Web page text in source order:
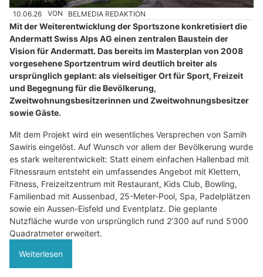
10.06.26 VON BELMEDIA REDAKTION
Mit der Weiterentwicklung der Sportszone konkretisiert die
Andermatt Swiss Alps AG einen zentralen Baustein der
Vision für Andermatt. Das bereits im Masterplan von 2008
vorgesehene Sportzentrum wird deutlich breiter als
ursprünglich geplant: als vielseitiger Ort für Sport, Freizeit
und Begegnung für die Bevölkerung,
Zweitwohnungsbesitzerinnen und Zweitwohnungsbesitzer
sowie Gäste.
Mit dem Projekt wird ein wesentliches Versprechen von Samih
Sawiris eingelöst. Auf Wunsch vor allem der Bevölkerung wurde
es stark weiterentwickelt: Statt einem einfachen Hallenbad mit
Fitnessraum entsteht ein umfassendes Angebot mit Klettern,
Fitness, Freizeitzentrum mit Restaurant, Kids Club, Bowling,
Familienbad mit Aussenbad, 25-Meter-Pool, Spa, Padelplätzen
sowie ein Aussen-Eisfeld und Eventplatz. Die geplante
Nutzfläche wurde von ursprünglich rund 2’300 auf rund 5’000
Quadratmeter erweitert.
Weiterlesen